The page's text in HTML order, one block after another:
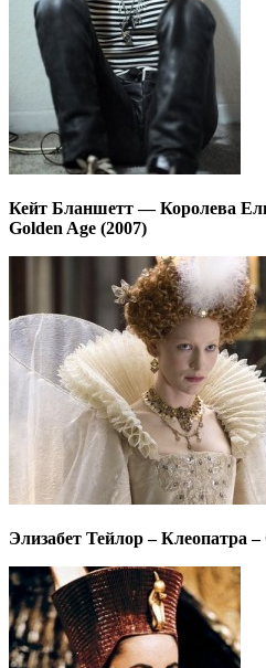
Кейт Бланшетт — Королева
Golden Age (2007)
Элизабет Тейлор – Клеопатра